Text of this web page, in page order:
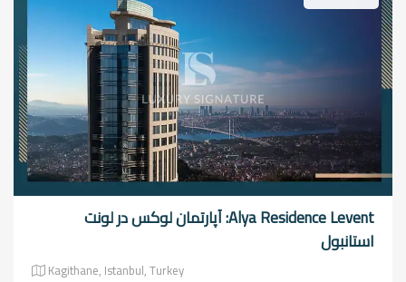
Alya Residence Levent: آپارتمان لوکس در لونت
استانبول
Kagithane, Istanbul, Turkey